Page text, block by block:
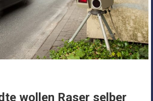
wollen Raser selber